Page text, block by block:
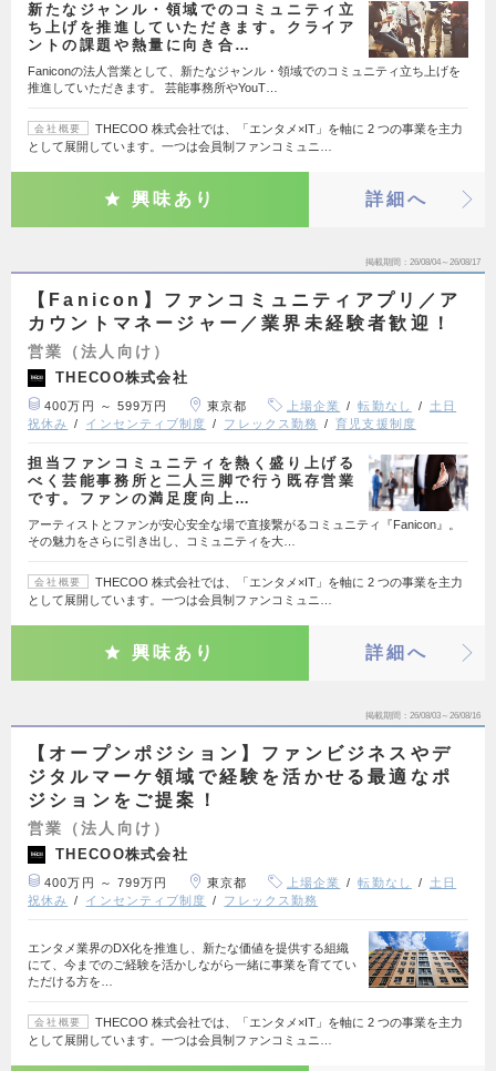
新たなジャンル・領域でのコミュニティ立
ち上げを推進していただきます。クライア
ントの課題や熱量に向き合…
Faniconの法人営業として、新たなジャンル・領域でのコミュニティ立ち上げを
推進していただきます。 芸能事務所やYouT…
会社概要
THECOO 株式会社では、「エンタメ×IT」を軸に 2 つの事業を主力
として展開しています。一つは会員制ファンコミュニ…
興味あり 詳細へ
掲載期間 26/08/04～26/08/17
【Fanicon】ファンコミュニティアプリ／ア
カウントマネージャー／業界未経験者歓迎！
営業（法人向け）
THECOO株式会社
400万円 ～ 599万円 東京都 上場企業 転勤なし
土日
祝休み
インセンティブ制度 フレックス勤務 育児支援制度
担当ファンコミュニティを熱く盛り上げる
べく芸能事務所と二人三脚で行う既存営業
です。ファンの満足度向上…
アーティストとファンが安心安全な場で直接繋がるコミュニティ『Fanicon』。
その魅力をさらに引き出し、コミュニティを大…
会社概要
THECOO 株式会社では、「エンタメ×IT」を軸に 2 つの事業を主力
として展開しています。一つは会員制ファンコミュニ…
興味あり 詳細へ
掲載期間 26/08/03～26/08/16
【オープンポジション】ファンビジネスやデ
ジタルマーケ領域で経験を活かせる最適なポ
ジションをご提案！
営業（法人向け）
THECOO株式会社
400万円 ～ 799万円 東京都 上場企業 転勤なし
土日
祝休み
インセンティブ制度 フレックス勤務
エンタメ業界のDX化を推進し、新たな価値を提供する組織
にて、今までのご経験を活かしながら一緒に事業を育ててい
ただける方を…
会社概要
THECOO 株式会社では、「エンタメ×IT」を軸に 2 つの事業を主力
として展開しています。一つは会員制ファンコミュニ…